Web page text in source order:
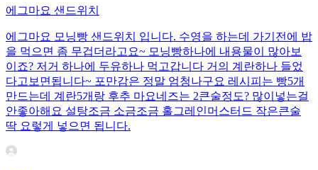
에그마요 샌드위치
에그마요 모닝빵 샌드위치 입니다. 수영을 하는데 가기전에 밥
을 먹으면 좀 무겁더라고요~ 모닝빵하나에 내용물이 많아보
이죠? 저거 하나에 두유하나 먹고갑니다 거의 계란하나 들었
다고보면됩니다~ 포만감은 정말 엄청나구요 레시피는 빵5개
만드는데 계란5개랑 후추 마요네즈는 2큰술정도? 많이넣는걸
안좋아해요 설탕조금 소금조금 홀그레인머스터드 작은큰술
딱 요렇게 넣으면 됩니다.